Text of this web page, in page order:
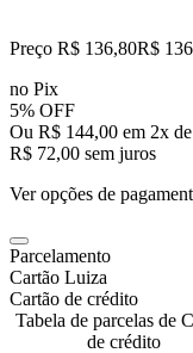
Preço R$ 136,80R$ 136
no Pix
5% OFF
Ou R$ 144,00 em 2x
R$ 72,00 sem juros
Ver opções de
Parcelamento
Cartão Luiza
Cartão de crédito
Tabela de parcelas de
de crédito